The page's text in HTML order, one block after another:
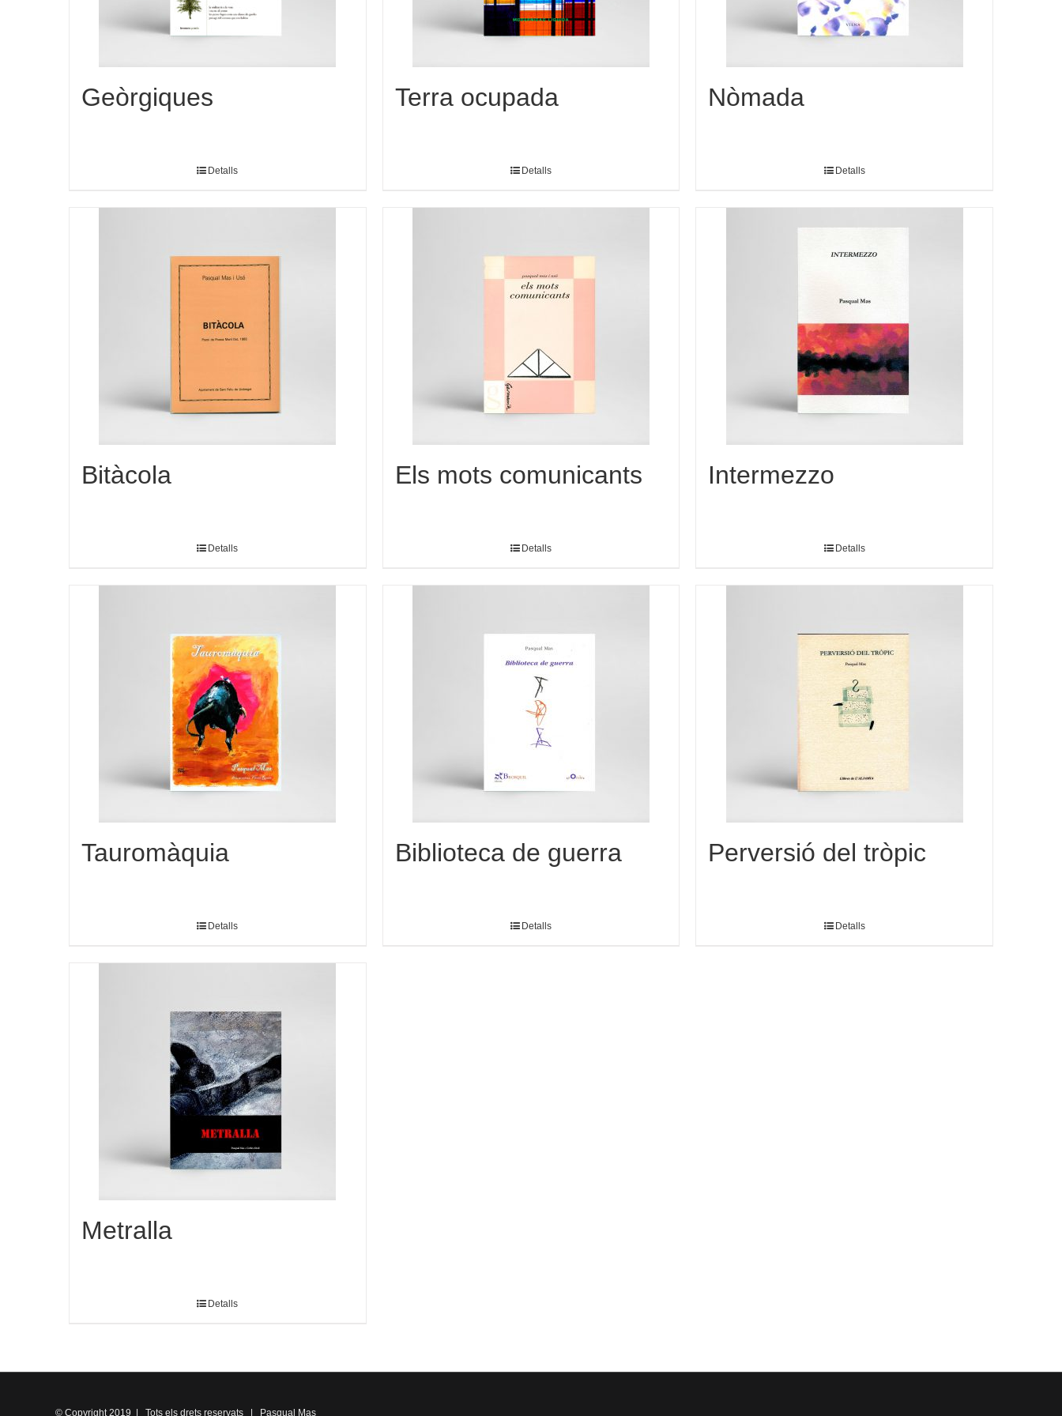
Geòrgiques
Detalls
Terra ocupada
Detalls
Nòmada
Detalls
Bitàcola
Detalls
Els mots comunicants
Detalls
Intermezzo
Detalls
Tauromàquia
Detalls
Biblioteca de guerra
Detalls
Perversió del tròpic
Detalls
Metralla
Detalls
© Copyright 2019 | Tots els drets reservats | Pasqual Mas